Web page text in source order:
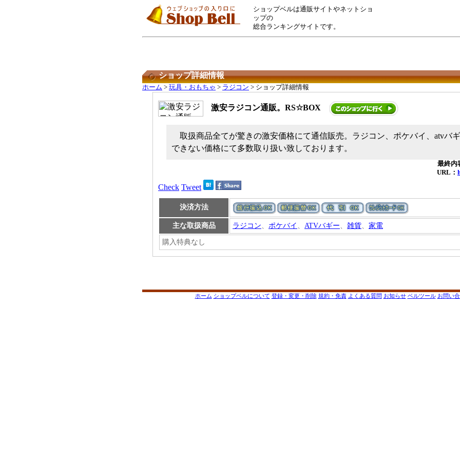
ショップベルは通販サイトやネットショ
ップの
総合ランキングサイトです。
ショップ詳細情報
ホーム > 玩具・おもちゃ > ラジコン > ショップ詳細情報
激安ラジコン通販。RS☆BOX
取扱商品全てが驚きの激安価格にて通信販売。ラジコン、ポケバイ、atvバ
できない価格にて多数取り扱い致しております。
最終内
URL：
Check Tweet
決済方法
主な取扱商品 ラジコン、 ポケバイ 、 ATVバギー、 雑貨、 家電
購入特典なし
ホーム ショップベルについて 登録・変更・削除 規約・免責 よくある質問 お知らせ ベルツール お問い